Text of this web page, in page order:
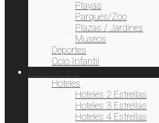
Playas
Parques/Zoo
Plazas / Jardines
Museos
Deportes
Ocio Infantil
Alojamientos
Hoteles
Hoteles 2 Estrellas
Hoteles 3 Estrellas
Hoteles 4 Estrellas
Privacy Overview
This website uses cookies to
you navigate through the website.
that are categorized as necessary
as they are essential for the working